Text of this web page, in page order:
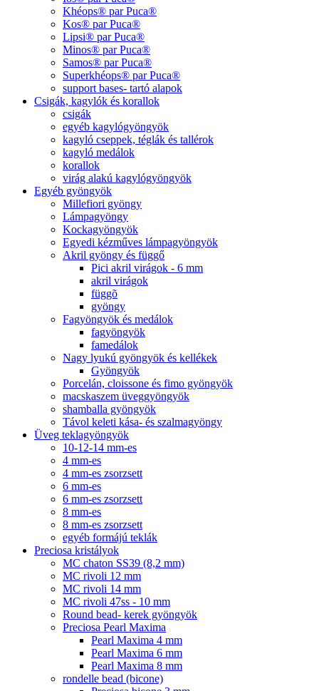
Khéops® par Puca®
Kos® par Puca®
Lipsi® par Puca®
Minos® par Puca®
Samos® par Puca®
Superkhéops® par Puca®
support bases- tartó alapok
Csigák, kagylók és korallok
csigák
egyéb kagylógyöngyök
kagyló cseppek, téglák és tallérok
kagyló medálok
korallok
virág alakú kagylógyöngyök
Egyéb gyöngyök
Millefiori gyöngy
Lámpagyöngy
Kockagyöngyök
Egyedi kézműves lámpagyöngyök
Akril gyöngy és függő
Pici akril virágok - 6 mm
akril virágok
függõ
gyöngy
Fagyöngyök és medálok
fagyöngyök
famedálok
Nagy lyukú gyöngyök és kellékek
Gyöngyök
Porcelán, cloissone és fimo gyöngyök
macskaszem üveggyöngyök
shamballa gyöngyök
Távol keleti kása- és szalmagyöngy
Üveg teklagyöngyök
10-12-14 mm-es
4 mm-es
4 mm-es zsorzsett
6 mm-es
6 mm-es zsorzsett
8 mm-es
8 mm-es zsorzsett
egyéb formájú teklák
Preciosa kristályok
MC chaton SS39 (8,2 mm)
MC rivoli 12 mm
MC rivoli 14 mm
MC rivoli 47ss - 10 mm
Round bead- kerek gyöngyök
Preciosa Pearl Maxima
Pearl Maxima 4 mm
Pearl Maxima 6 mm
Pearl Maxima 8 mm
rondelle bead (bicone)